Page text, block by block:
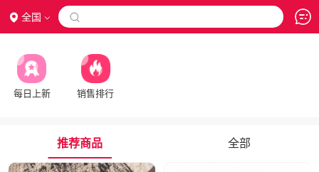
全国 
每日上新 销售排行
推荐商品 全部